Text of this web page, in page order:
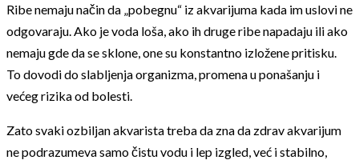
Ribe nemaju način da „pobegnu“ iz akvarijuma kada im uslovi ne
odgovaraju. Ako je voda loša, ako ih druge ribe napadaju ili ako
nemaju gde da se sklone, one su konstantno izložene pritisku.
To dovodi do slabljenja organizma, promena u ponašanju i
većeg rizika od bolesti.
Zato svaki ozbiljan akvarista treba da zna da zdrav akvarijum
ne podrazumeva samo čistu vodu i lep izgled, već i stabilno,